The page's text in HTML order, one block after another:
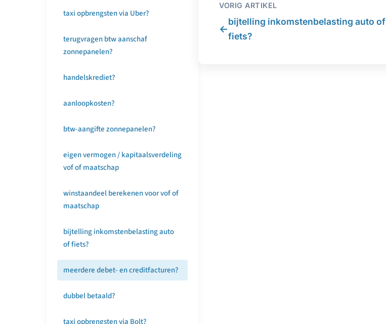
taxi opbrengsten via Uber?
terugvragen btw aanschaf
zonnepanelen?
handelskrediet?
aanloopkosten?
btw-aangifte zonnepanelen?
eigen vermogen / kapitaalsverdeling
vof of maatschap
winstaandeel berekenen voor vof of
maatschap
bijtelling inkomstenbelasting auto
of fiets?
meerdere debet- en creditfacturen?
dubbel betaald?
taxi opbrengsten via Bolt?
VORIG ARTIKEL
←
bijtelling inkomstenbelasting auto of
fiets?